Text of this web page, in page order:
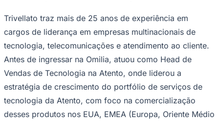
Concursos
Panorama Econômico
Panorama Econômico
Para Sua Empresa
Anuncie no Portal
Verificar EmpresaNovo
Anunciar VagasNovo
Publicidade Legal
Trivellato traz mais de 25 anos de experiência em
cargos de liderança em empresas multinacionais de
tecnologia, telecomunicações e atendimento ao cliente.
Antes de ingressar na Omilia, atuou como Head de
Vendas de Tecnologia na Atento, onde liderou a
estratégia de crescimento do portfólio de serviços de
tecnologia da Atento, com foco na comercialização
desses produtos nos EUA, EMEA (Europa, Oriente Médio